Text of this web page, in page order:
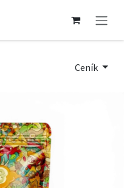
Ceník